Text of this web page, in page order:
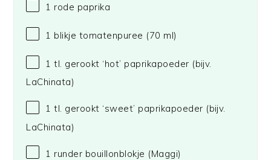
1 rode paprika
1 blikje tomatenpuree (70 ml)
1 tl. gerookt ‘hot’ paprikapoeder (bijv.
LaChinata)
1 tl. gerookt ‘sweet’ paprikapoeder (bijv.
LaChinata)
1 runder bouillonblokje (Maggi)